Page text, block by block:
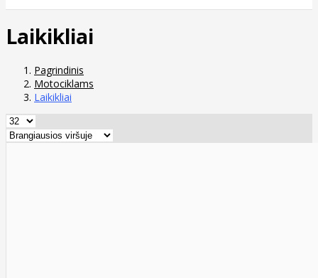
Laikikliai
Pagrindinis
Motociklams
Laikikliai